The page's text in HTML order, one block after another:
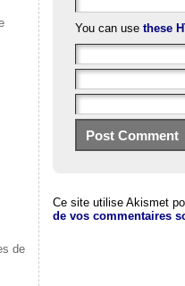
de
You can use these
Ce site utilise Akismet
de vos commentaires